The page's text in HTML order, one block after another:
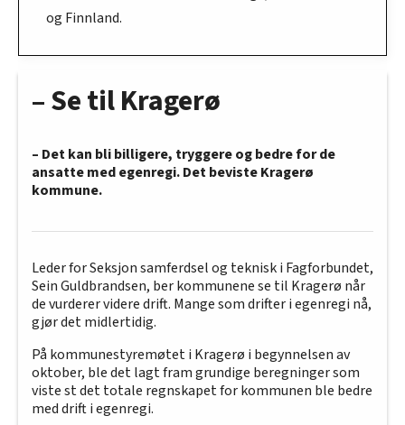
og Finnland.
– Se til Kragerø
– Det kan bli billigere, tryggere og bedre for de
ansatte med egenregi. Det beviste Kragerø
kommune.
Leder for Seksjon samferdsel og teknisk i Fagforbundet,
Sein Guldbrandsen, ber kommunene se til Kragerø når
de vurderer videre drift. Mange som drifter i egenregi nå,
gjør det midlertidig.
På kommunestyremøtet i Kragerø i begynnelsen av
oktober, ble det lagt fram grundige beregninger som
viste st det totale regnskapet for kommunen ble bedre
med drift i egenregi.